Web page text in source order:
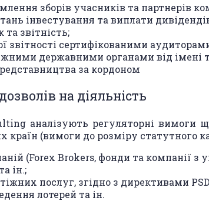
зборів учасників та партнерів
інвестування та виплати
звітність;
звітності сертифікованими
державними органами від імені
за кордоном
на діяльність
аналізують регуляторні вимоги
країн (вимоги до розміру статутного
(Forex Brokers, фонди та компанії
ін.;
послуг, згідно з директивами
лотерей та ін.